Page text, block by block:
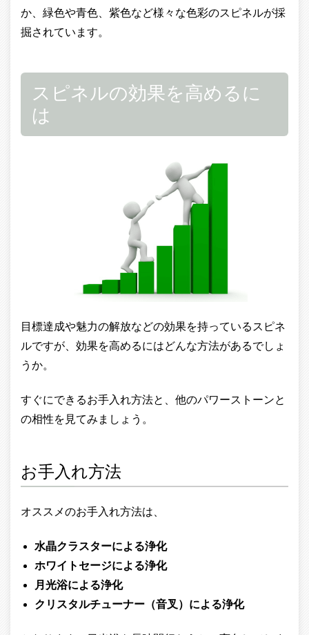
か、緑色や青色、紫色など様々な色彩のスピネルが採
掘されています。
スピネルの効果を高めるに
は
目標達成や魅力の解放などの効果を持っているスピネ
ルですが、効果を高めるにはどんな方法があるでしょ
うか。
すぐにできるお手入れ方法と、他のパワーストーンと
の相性を見てみましょう。
お手入れ方法
オススメのお手入れ方法は、
水晶クラスターによる浄化
ホワイトセージによる浄化
月光浴による浄化
クリスタルチューナー（音叉）による浄化